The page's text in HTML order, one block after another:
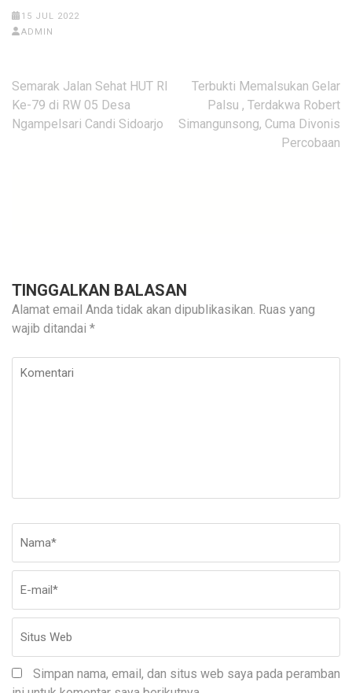
15 JUL 2022
ADMIN
Navigasi
pos
Semarak Jalan Sehat HUT RI
Ke-79 di RW 05 Desa
Ngampelsari Candi Sidoarjo
Terbukti Memalsukan Gelar
Palsu , Terdakwa Robert
Simangunsong, Cuma Divonis
Percobaan
TINGGALKAN BALASAN
Alamat email Anda tidak akan dipublikasikan. Ruas yang
wajib ditandai *
Komentari
Simpan nama, email, dan situs web saya pada peramban